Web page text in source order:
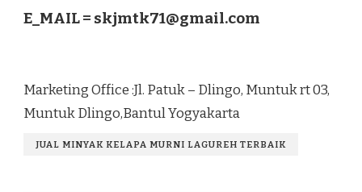
E_MAIL = skjmtk71@gmail.com
Marketing Office :Jl. Patuk – Dlingo, Muntuk rt 03,
Muntuk Dlingo,Bantul Yogyakarta
JUAL MINYAK KELAPA MURNI LAGUREH TERBAIK